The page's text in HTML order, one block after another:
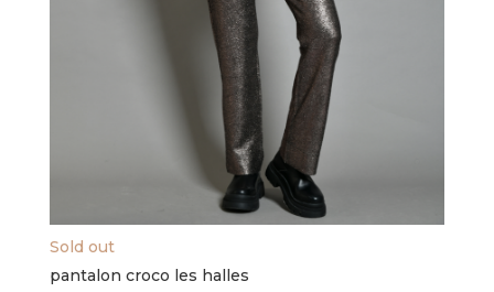
Sold out
pantalon croco les halles